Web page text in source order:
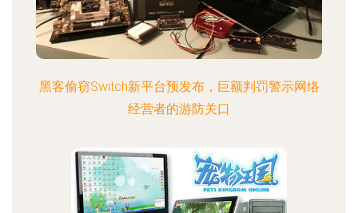
黑客偷窃Switch新平台预发布，巨额判罚警示网络
经营者的游防关口